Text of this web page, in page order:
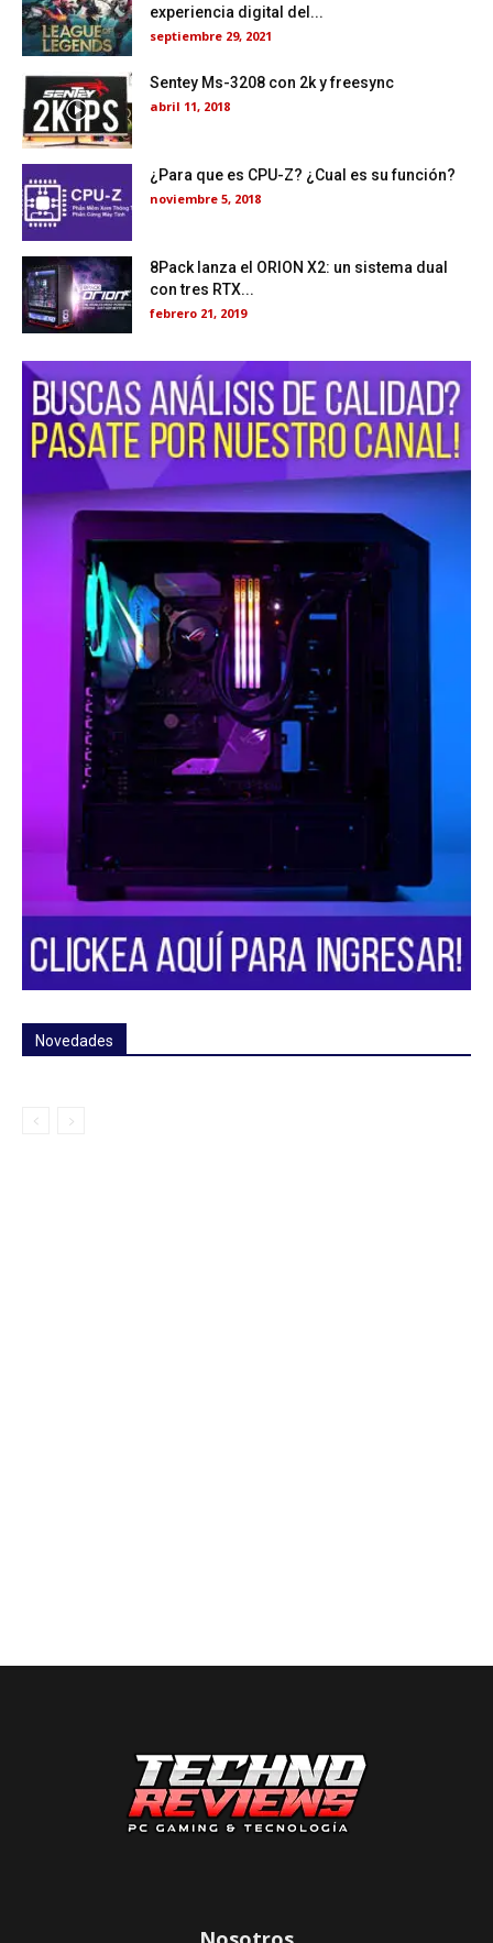
experiencia digital del...
septiembre 29, 2021
Sentey Ms-3208 con 2k y freesync
abril 11, 2018
¿Para que es CPU-Z? ¿Cual es su función?
noviembre 5, 2018
8Pack lanza el ORION X2: un sistema dual
con tres RTX...
febrero 21, 2019
Novedades